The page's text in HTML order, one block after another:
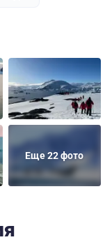
Еще 22 фото